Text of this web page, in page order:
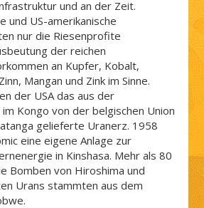
und an der Zeit.
und US-amerikanische
nur die Riesenprofite
der reichen
an Kupfer, Kobalt,
Mangan und Zink im Sinne.
der USA das aus der
Kongo von der belgischen Union
gelieferte Uranerz. 1958
eine eigene Anlage zur
in Kinshasa. Mehr als 80
Bomben von Hiroshima und
Urans stammten aus dem